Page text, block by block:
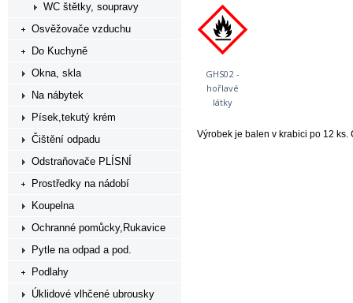
GHS02 -
hořlavé
látky
Výrobek je balen v krabici po 12
WC štětky, soupravy
Osvěžovače vzduchu
Do Kuchyně
Okna, skla
Na nábytek
Písek,tekutý krém
Čištění odpadu
Odstraňovače PLÍSNÍ
Prostředky na nádobí
Koupelna
Ochranné pomůcky,Rukavice
Pytle na odpad a pod.
Podlahy
Úklidové vlhčené ubrousky